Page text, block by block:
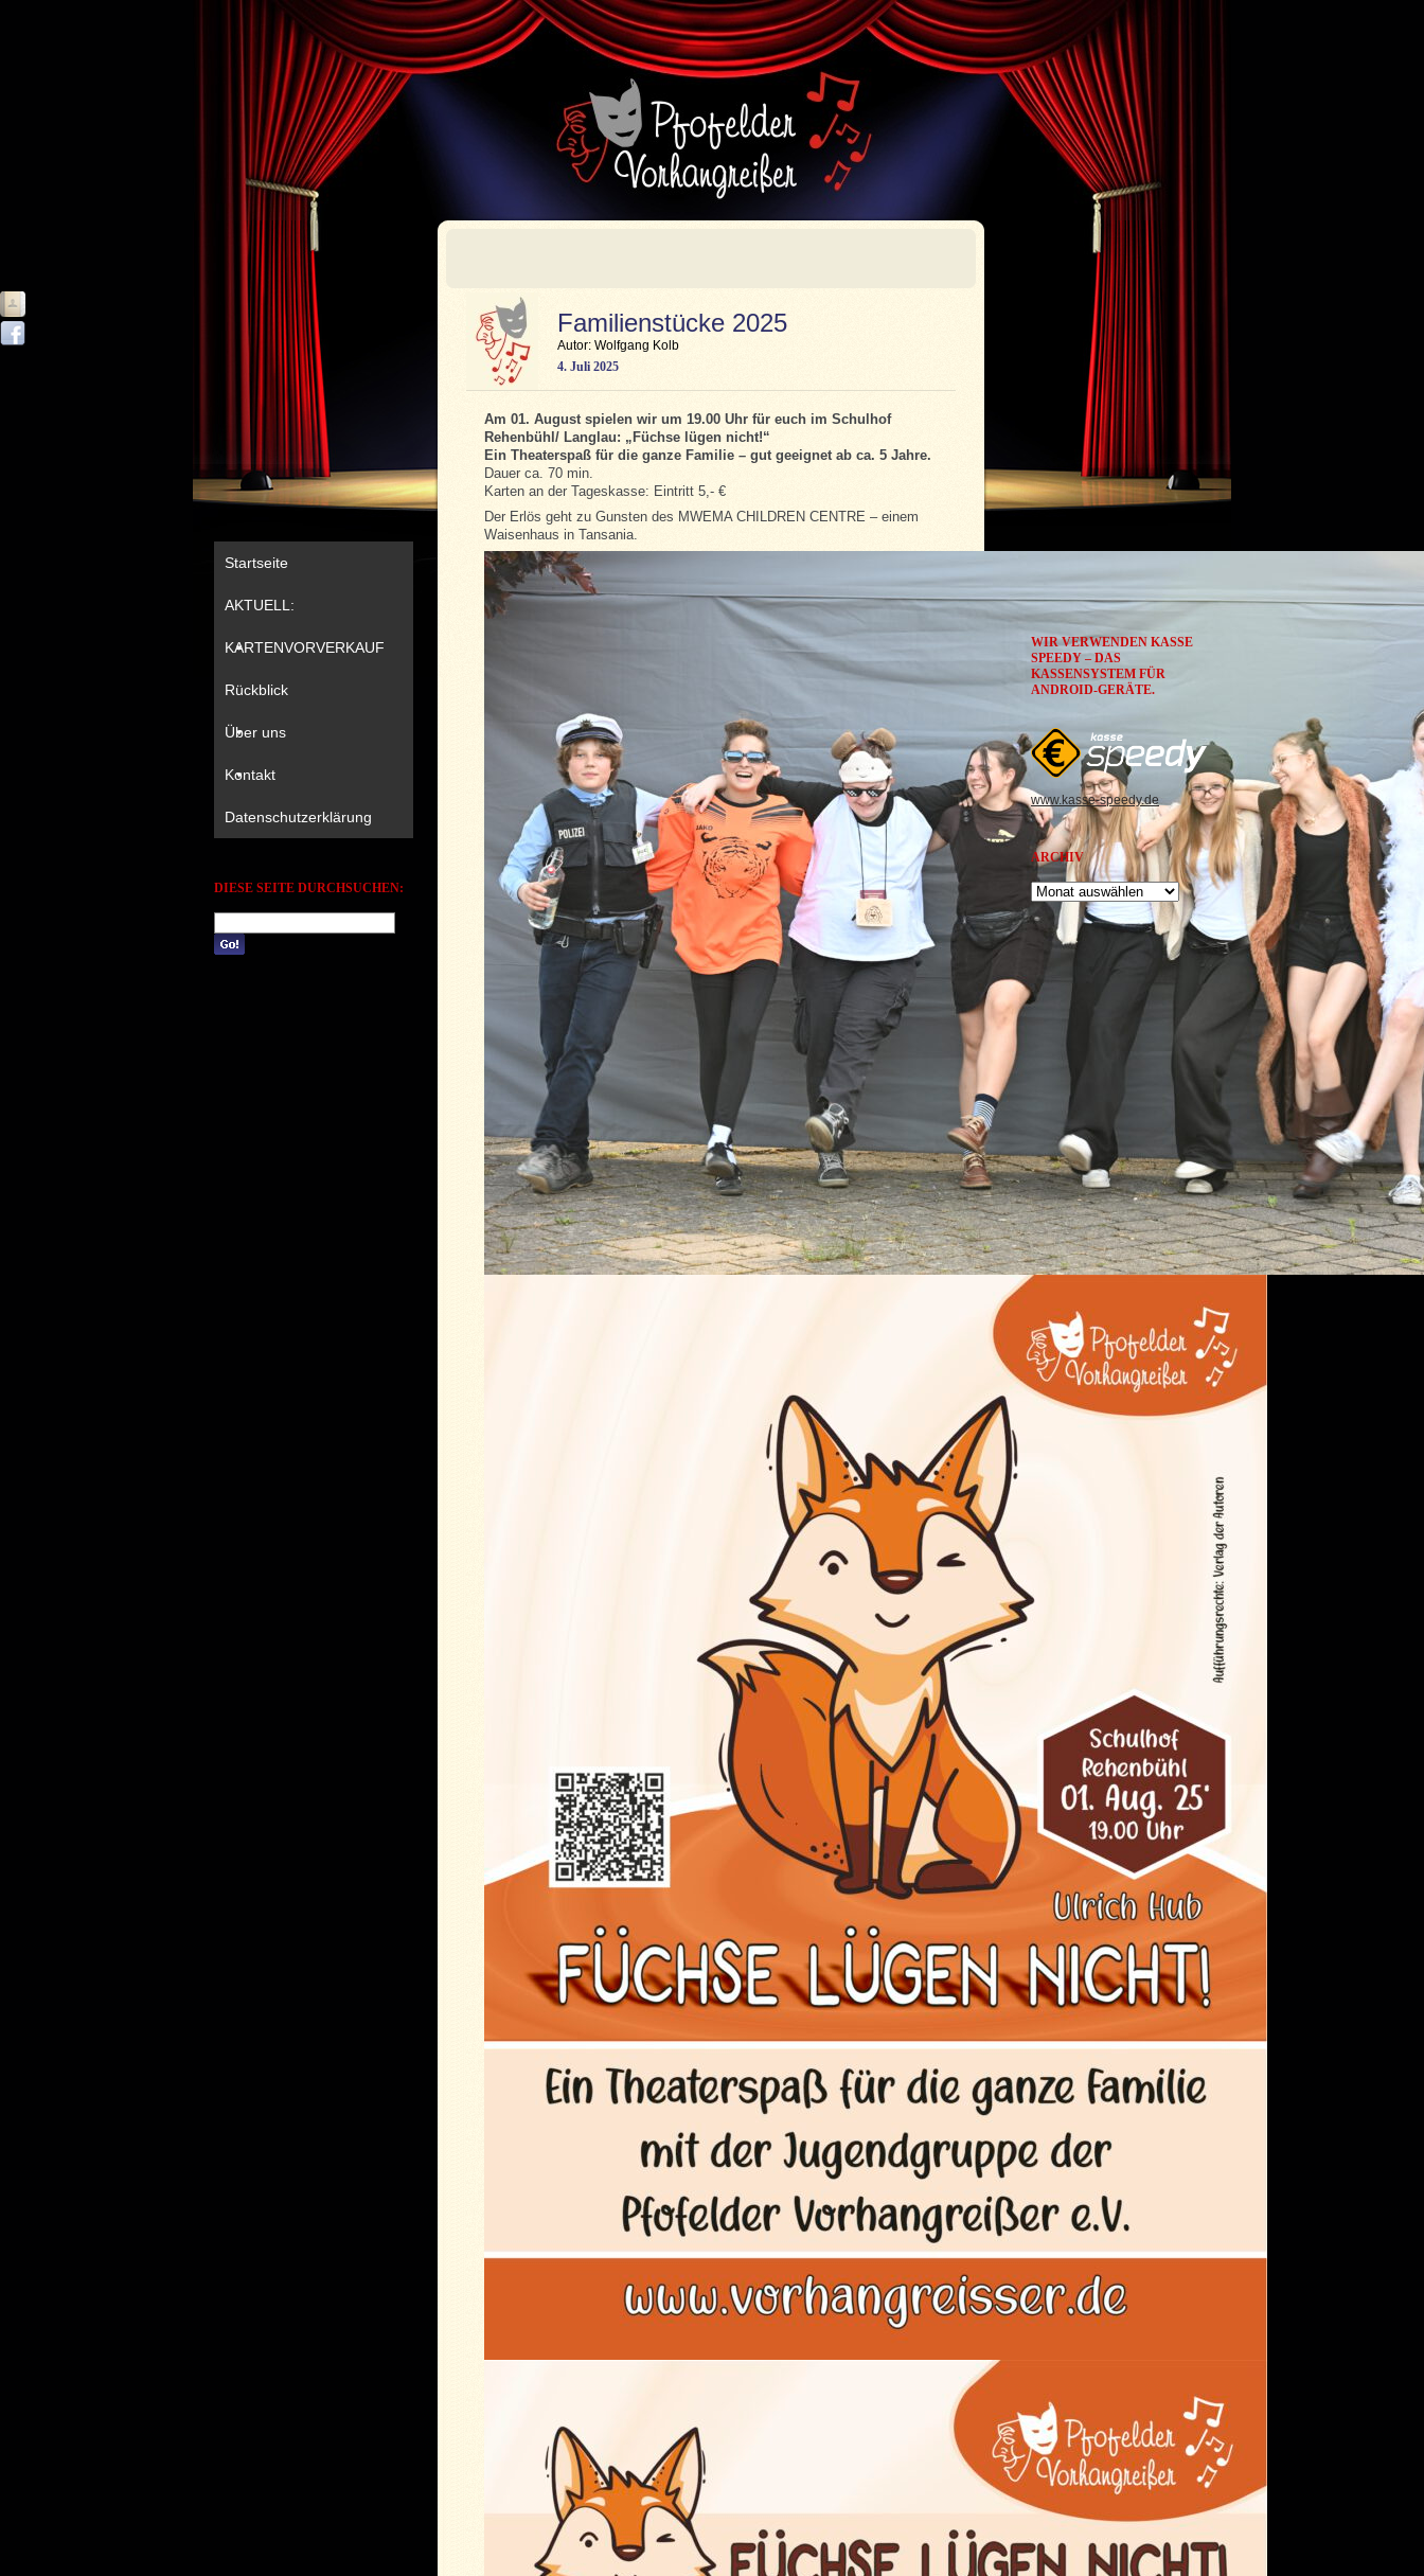
Startseite
AKTUELL:
KARTENVORVERKAUF
Rückblick
Über uns
Kontakt
Datenschutzerklärung
DIESE SEITE DURCHSUCHEN:
Familienstücke 2025
Autor: Wolfgang Kolb
4. Juli 2025
Am 01. August spielen wir um 19.00 Uhr für euch im Schulhof
Rehenbühl/ Langlau: „Füchse lügen nicht!“
Ein Theaterspaß für die ganze Familie – gut geeignet ab ca. 5 Jahre.
Dauer ca. 70 min.
Karten an der Tageskasse: Eintritt 5,- €
Der Erlös geht zu Gunsten des MWEMA CHILDREN CENTRE – einem
Waisenhaus in Tansania.
WIR VERWENDEN KASSE
SPEEDY – DAS
KASSENSYSTEM FÜR
ANDROID-GERÄTE.
www.kasse-speedy.de
ARCHIV
Archiv